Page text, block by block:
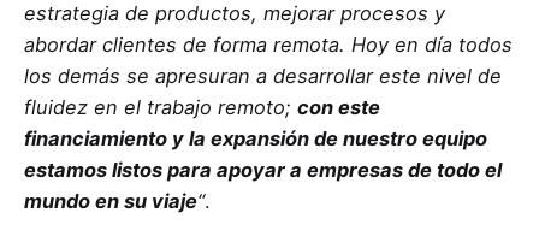
estrategia de productos, mejorar procesos y
abordar clientes de forma remota. Hoy en día todos
los demás se apresuran a desarrollar este nivel de
fluidez en el trabajo remoto; con este
financiamiento y la expansión de nuestro equipo
estamos listos para apoyar a empresas de todo el
mundo en su viaje“.